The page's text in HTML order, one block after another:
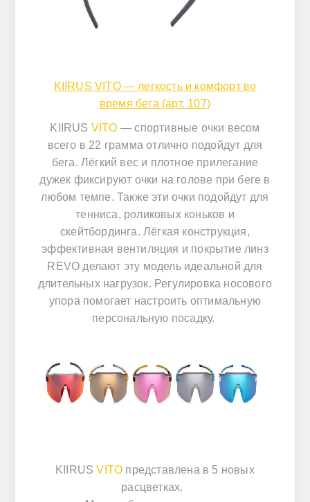
KIIRUS VITO — легкость и комфорт во
время бега (арт. 107)
KIIRUS VITO — спортивные очки весом
всего в 22 грамма отлично подойдут для
бега. Лёгкий вес и плотное прилегание
дужек фиксируют очки на голове при беге в
любом темпе. Также эти очки подойдут для
тенниса, роликовых коньков и
скейтбординга. Лёгкая конструкция,
эффективная вентиляция и покрытие линз
REVO делают эту модель идеальной для
длительных нагрузок. Регулировка носового
упора помогает настроить оптимальную
персональную посадку.
KIIRUSVITO представлена в 5 новых
расцветках.